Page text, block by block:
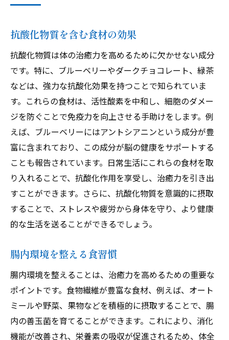
抗酸化物質を含む食材の効果
抗酸化物質は体の治癒力を高めるために欠かせない成分
です。特に、ブルーベリーやダークチョコレート、緑茶
などは、強力な抗酸化効果を持つことで知られていま
す。これらの食材は、活性酸素を中和し、細胞のダメー
ジを防ぐことで免疫力を向上させる手助けをします。例
えば、ブルーベリーにはアントシアニンという成分が豊
富に含まれており、この成分が脳の健康をサポートする
ことも報告されています。日常生活にこれらの食材を取
り入れることで、抗酸化作用を享受し、治癒力を引き出
すことができます。さらに、抗酸化物質を意識的に摂取
することで、ストレスや疲労から身体を守り、より健康
的な生活を送ることができるでしょう。
腸内環境を整える食習慣
腸内環境を整えることは、治癒力を高めるための重要な
ポイントです。食物繊維が豊富な食材、例えば、オート
ミールや野菜、果物などを積極的に摂取することで、腸
内の善玉菌を育てることができます。これにより、消化
機能が改善され、栄養素の吸収が促進されるため、体全